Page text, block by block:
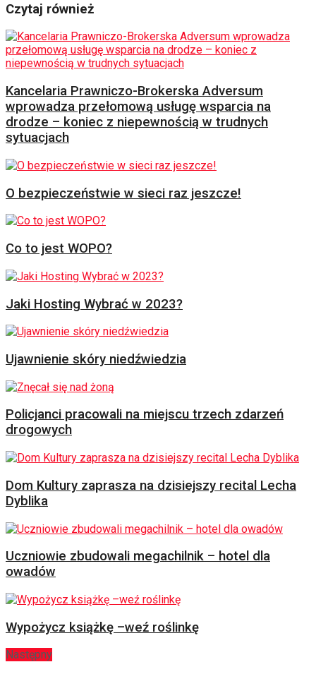
Czytaj również
Kancelaria Prawniczo-Brokerska Adversum
wprowadza przełomową usługę wsparcia na
drodze – koniec z niepewnością w trudnych
sytuacjach
O bezpieczeństwie w sieci raz jeszcze!
Co to jest WOPO?
Jaki Hosting Wybrać w 2023?
Ujawnienie skóry niedźwiedzia
Policjanci pracowali na miejscu trzech zdarzeń
drogowych
Dom Kultury zaprasza na dzisiejszy recital Lecha
Dyblika
Uczniowie zbudowali megachilnik – hotel dla
owadów
Wypożycz książkę –weź roślinkę
Następny